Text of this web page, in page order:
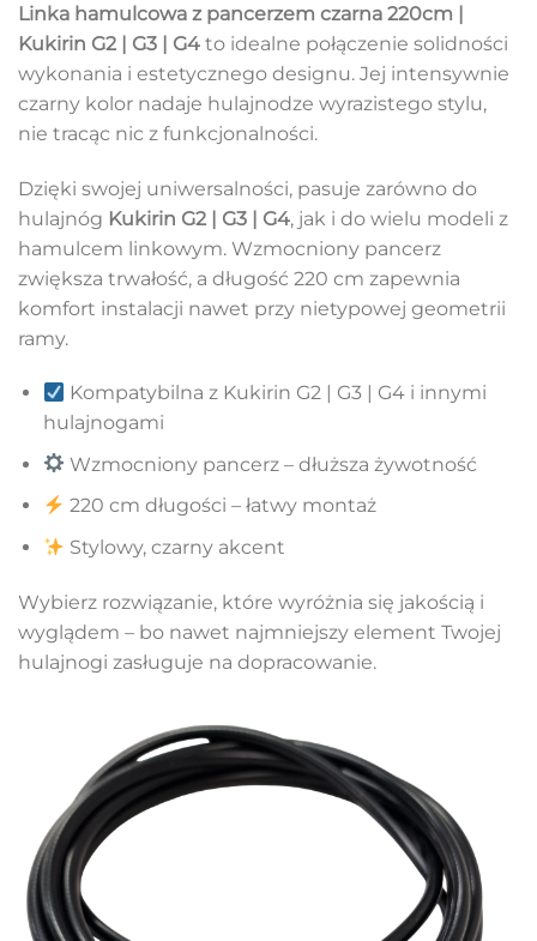
Linka hamulcowa z pancerzem czarna 220cm |
Kukirin G2 | G3 | G4 to idealne połączenie solidności
wykonania i estetycznego designu. Jej intensywnie
czarny kolor nadaje hulajnodze wyrazistego stylu,
nie tracąc nic z funkcjonalności.
Dzięki swojej uniwersalności, pasuje zarówno do
hulajnóg Kukirin G2 | G3 | G4, jak i do wielu modeli z
hamulcem linkowym. Wzmocniony pancerz
zwiększa trwałość, a długość 220 cm zapewnia
komfort instalacji nawet przy nietypowej geometrii
ramy.
Kompatybilna z Kukirin G2 | G3 | G4 i innymi
hulajnogami
Wzmocniony pancerz – dłuższa żywotność
220 cm długości – łatwy montaż
Stylowy, czarny akcent
Wybierz rozwiązanie, które wyróżnia się jakością i
wyglądem – bo nawet najmniejszy element Twojej
hulajnogi zasługuje na dopracowanie.